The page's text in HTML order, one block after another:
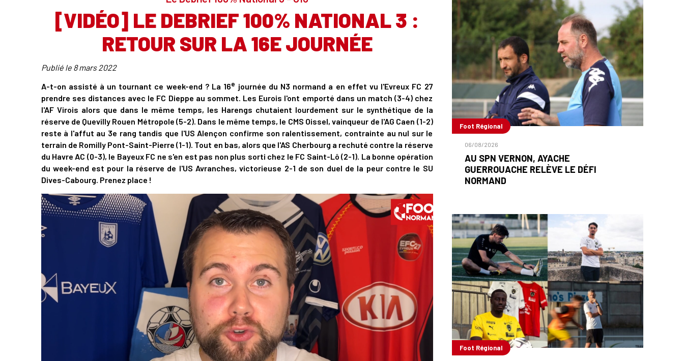
[VIDÉO] LE DEBRIEF 100% NATIONAL 3 :
RETOUR SUR LA 16E JOURNÉE
Publié le 8 mars 2022
A-t-on assisté à un tournant ce week-end ? La 16e journée du N3 normand a en effet vu l'Evreux FC 27
prendre ses distances avec le FC Dieppe au sommet. Les Eurois l'ont emporté dans un match (3-4) chez
l'AF Virois alors que dans le même temps, les Harengs chutaient lourdement sur le synthétique de la
réserve de Quevilly Rouen Métropole (5-2). Dans le même temps, le CMS Oissel, vainqueur de l'AG Caen (1-2)
reste à l'affut au 3e rang tandis que l'US Alençon confirme son ralentissement, contrainte au nul sur le
terrain de Romilly Pont-Saint-Pierre (1-1). Tout en bas, alors que l'AS Cherbourg a rechuté contre la réserve
du Havre AC (0-3), le Bayeux FC ne s'en est pas non plus sorti chez le FC Saint-Lô (2-1). La bonne opération
du week-end est pour la réserve de l'US Avranches, victorieuse 2-1 de son duel de la peur contre le SU
Dives-Cabourg. Prenez place !
Foot Régional
06/08/2026
AU SPN VERNON, AYACHE
GUERROUACHE RELÈVE LE DÉFI
NORMAND
Foot Régional